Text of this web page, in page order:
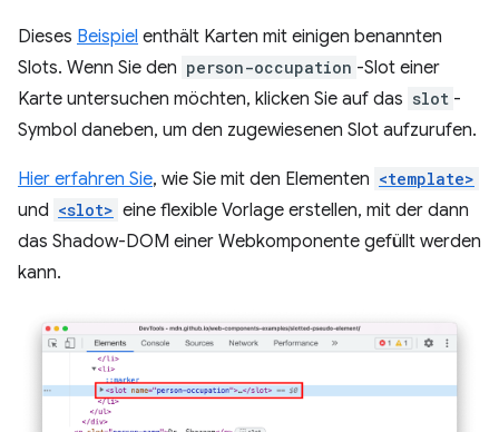
Dieses Beispiel enthält Karten mit einigen benannten
Slots. Wenn Sie den person-occupation -Slot einer
Karte untersuchen möchten, klicken Sie auf das slot -
Symbol daneben, um den zugewiesenen Slot aufzurufen.
Hier erfahren Sie, wie Sie mit den Elementen <template>
und <slot> eine flexible Vorlage erstellen, mit der dann
das Shadow-DOM einer Webkomponente gefüllt werden
kann.